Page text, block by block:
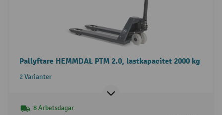
Pallyftare HEMMDAL PTM 2.0, lastkapacitet 2000 kg
2 Varianter
8 Arbetsdagar